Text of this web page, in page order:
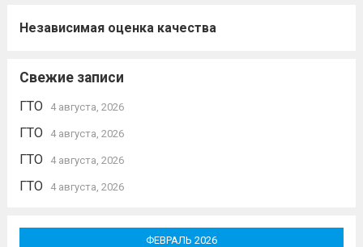
Независимая оценка качества
Свежие записи
ГТО 4 августа, 2026
ГТО 4 августа, 2026
ГТО 4 августа, 2026
ГТО 4 августа, 2026
ФЕВРАЛЬ 2026